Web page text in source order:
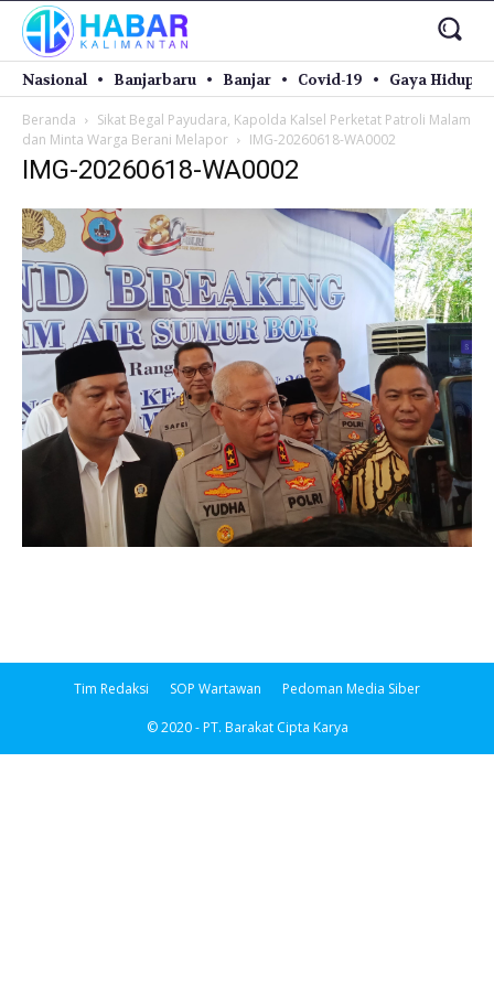
Nasional Banjarbaru Banjar Covid-19 Gaya Hidup
Beranda
Sikat Begal Payudara, Kapolda Kalsel Perketat Patroli Malam
dan Minta Warga Berani Melapor
IMG-20260618-WA0002
IMG-20260618-WA0002
Tim Redaksi SOP Wartawan Pedoman Media Siber
© 2020 - PT. Barakat Cipta Karya